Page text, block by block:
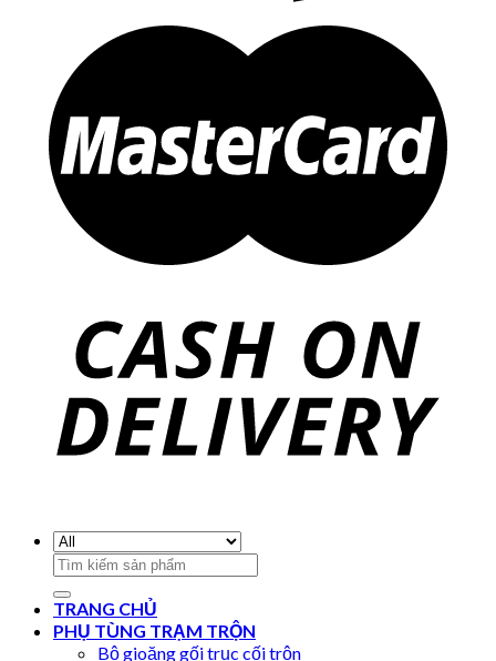
Search
for:
TRANG CHỦ
PHỤ TÙNG TRẠM TRỘN
Bộ gioăng gối trục cối trộn